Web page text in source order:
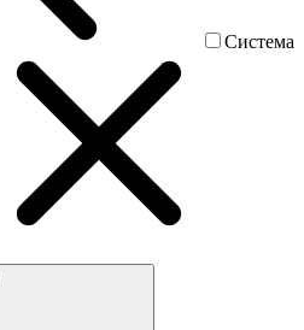
Система